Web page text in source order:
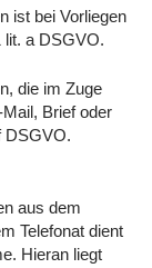
ist bei Vorliegen
lit. a DSGVO.
die im Zuge
Brief oder
DSGVO.
aus dem
Telefonat dient
Hieran liegt